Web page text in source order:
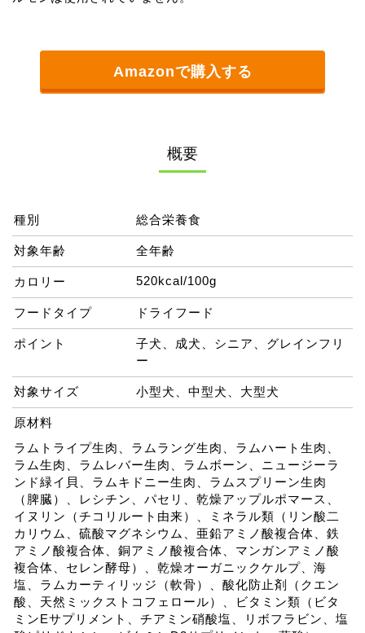
Amazonで購入する
概要
種別 総合栄養食
対象年齢 全年齢
カロリー 520kcal/100g
フードタイプ ドライフード
ポイント
子犬、成犬、シニア、グレインフリ
ー
対象サイズ 小型犬、中型犬、大型犬
原材料
ラムトライプ生肉、ラムラング生肉、ラムハート生肉、
ラム生肉、ラムレバー生肉、ラムボーン、ニュージーラ
ンド緑イ貝、ラムキドニー生肉、ラムスプリーン生肉
（脾臓）、レシチン、パセリ、乾燥アップルポマース、
イヌリン（チコリルート由来）、ミネラル類（リン酸二
カリウム、硫酸マグネシウム、亜鉛アミノ酸複合体、鉄
アミノ酸複合体、銅アミノ酸複合体、マンガンアミノ酸
複合体、セレン酵母）、乾燥オーガニックケルプ、海
塩、ラムカーティリッジ（軟骨）、酸化防止剤（クエン
酸、天然ミックストコフェロール）、ビタミン類（ビタ
ミンEサプリメント、チアミン硝酸塩、リボフラビン、塩